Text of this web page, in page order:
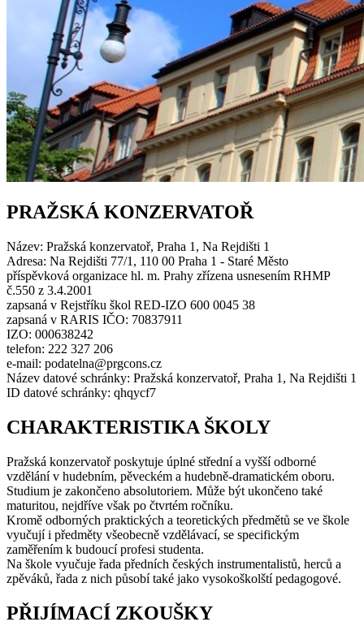
PRAŽSKÁ KONZERVATOŘ
Název: Pražská konzervatoř, Praha 1, Na Rejdišti 1
Adresa: Na Rejdišti 77/1, 110 00 Praha 1 - Staré Město
příspěvková organizace hl. m. Prahy zřízena usnesením RHMP
č.550 z 3.4.2001
zapsaná v Rejstříku škol RED-IZO 600 0045 38
zapsaná v RARIS IČO: 70837911
IZO: 000638242
telefon: 222 327 206
e-mail: podatelna@prgcons.cz
Název datové schránky: Pražská konzervatoř, Praha 1, Na Rejdišti 1
ID datové schránky: qhqycf7
CHARAKTERISTIKA ŠKOLY
Pražská konzervatoř poskytuje úplné střední a vyšší odborné
vzdělání v hudebním, pěveckém a hudebně-dramatickém oboru.
Studium je zakončeno absolutoriem. Může být ukončeno také
maturitou, nejdříve však po čtvrtém ročníku.
Kromě odborných praktických a teoretických předmětů se ve škole
vyučují i předměty všeobecně vzdělávací, se specifickým
zaměřením k budoucí profesi studenta.
Na škole vyučuje řada předních českých instrumentalistů, herců a
zpěváků, řada z nich působí také jako vysokoškolští pedagogové.
PŘIJÍMACÍ ZKOUŠKY